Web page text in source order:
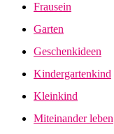
Frausein
Garten
Geschenkideen
Kindergartenkind
Kleinkind
Miteinander leben